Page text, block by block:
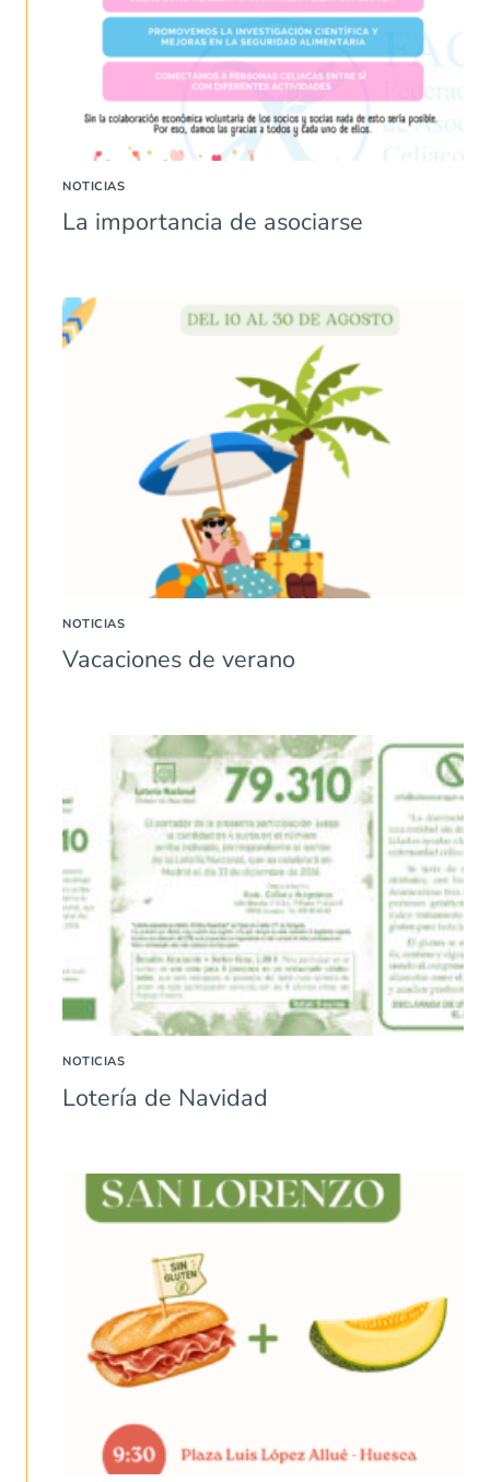
NOTICIAS
La importancia de asociarse
NOTICIAS
Vacaciones de verano
NOTICIAS
Lotería de Navidad